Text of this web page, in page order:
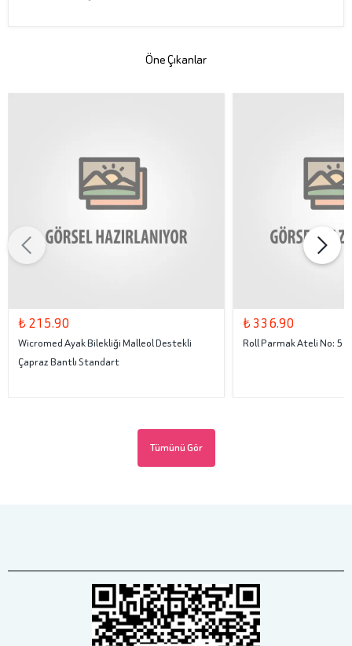
Öne Çıkanlar
₺ 215.90
Wicromed Ayak Bilekliği Malleol Destekli
Çapraz Bantlı Standart
₺ 336.90
Roll Parmak Ateli No: 5
Tümünü Gör